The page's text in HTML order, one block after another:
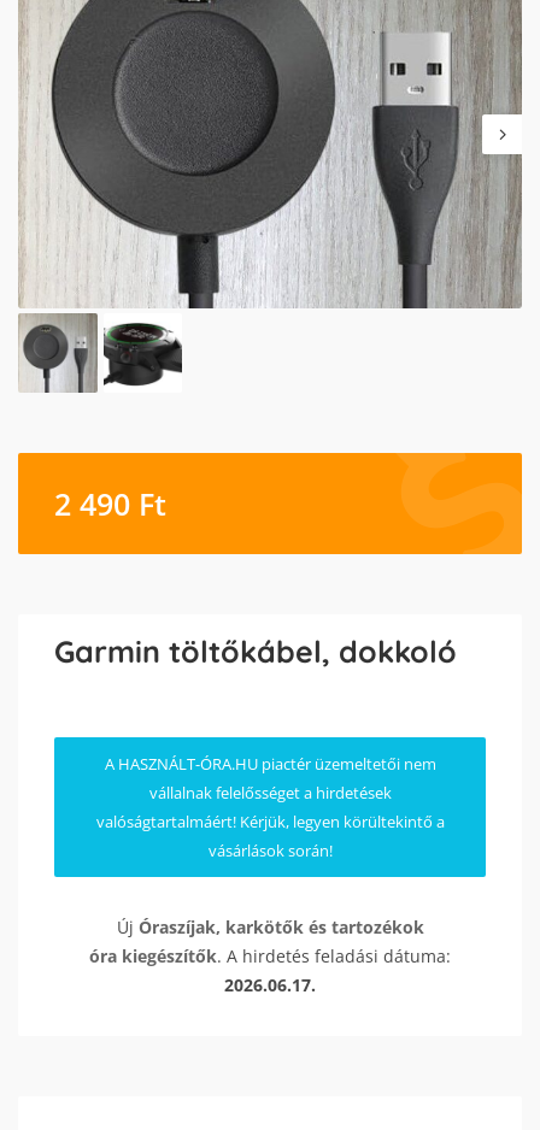
2 490 Ft
Garmin töltőkábel, dokkoló
A HASZNÁLT-ÓRA.HU piactér üzemeltetői nem
vállalnak felelősséget a hirdetések
valóságtartalmáért! Kérjük, legyen körültekintő a
vásárlások során!
Új Óraszíjak, karkötők és tartozékok
óra kiegészítők. A hirdetés feladási dátuma:
2026.06.17.